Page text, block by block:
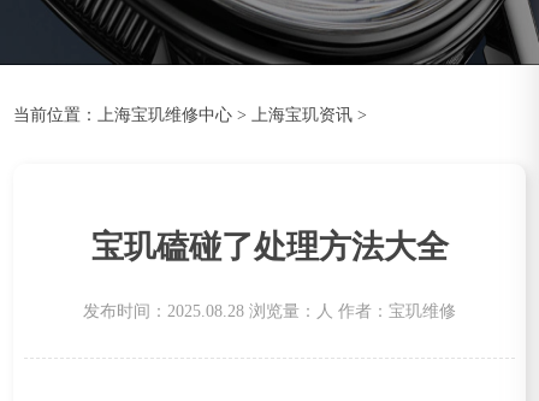
当前位置： 上海宝玑维修中心 > 上海宝玑资讯 >
宝玑磕碰了处理方法大全
发布时间：2025.08.28 浏览量： 人 作者：宝玑维修